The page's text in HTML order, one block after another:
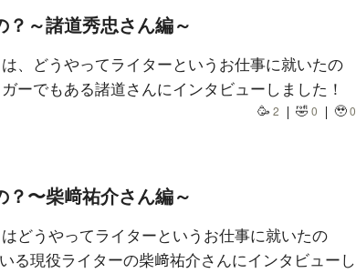
～諸道秀忠さん編～
、どうやってライターというお仕事に就いたの
ーでもある諸道さんにインタビューしました！
🥳 2 🤣0 🥹0
〜柴﨑祐介さん編～
どうやってライターというお仕事に就いたの
る現役ライターの柴﨑祐介さんにインタビューし